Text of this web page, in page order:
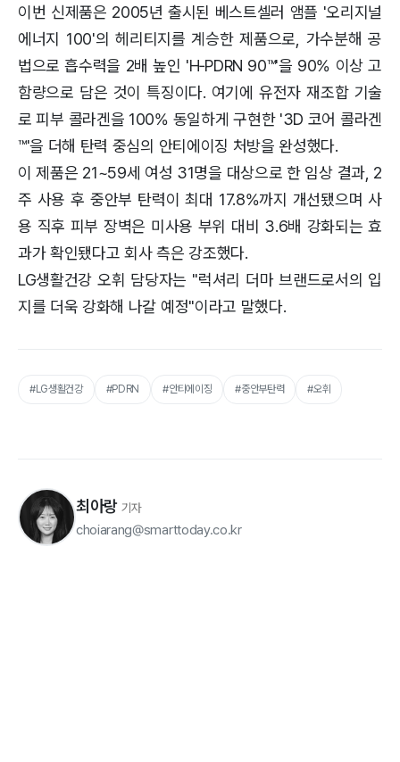
이번 신제품은 2005년 출시된 베스트셀러 앰플 '오리지널
에너지 100'의 헤리티지를 계승한 제품으로, 가수분해 공
법으로 흡수력을 2배 높인 'H‑PDRN 90™'을 90% 이상 고
함량으로 담은 것이 특징이다. 여기에 유전자 재조합 기술
로 피부 콜라겐을 100% 동일하게 구현한 '3D 코어 콜라겐
™'을 더해 탄력 중심의 안티에이징 처방을 완성했다.
이 제품은 21~59세 여성 31명을 대상으로 한 임상 결과, 2
주 사용 후 중안부 탄력이 최대 17.8%까지 개선됐으며 사
용 직후 피부 장벽은 미사용 부위 대비 3.6배 강화되는 효
과가 확인됐다고 회사 측은 강조했다.
LG생활건강 오휘 담당자는 "럭셔리 더마 브랜드로서의 입
지를 더욱 강화해 나갈 예정"이라고 말했다.
#LG생활건강 #PDRN #안티에이징 #중안부탄력 #오휘
최아랑 기자
choiarang@smarttoday.co.kr